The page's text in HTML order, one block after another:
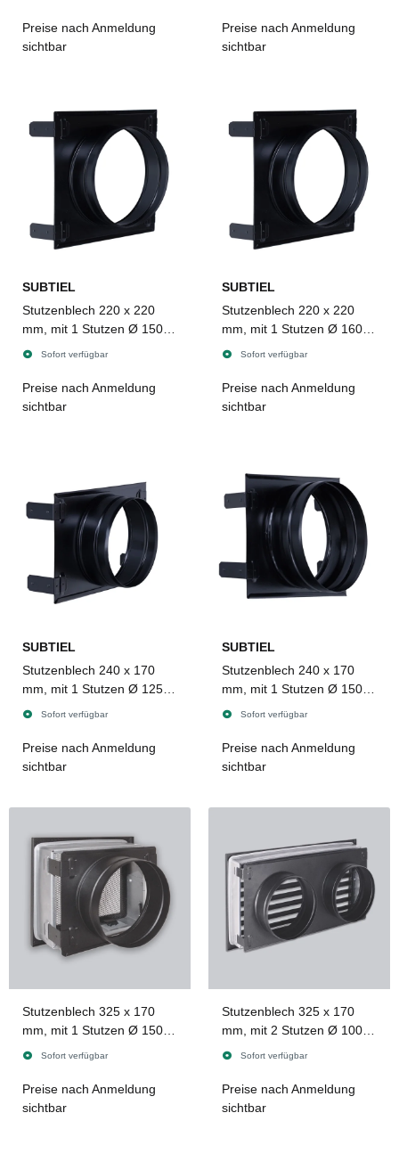
Preise nach Anmeldung
sichtbar
Preise nach Anmeldung
sichtbar
SUBTIEL
Stutzenblech 220 x 220
mm, mit 1 Stutzen Ø 150
mm, schwarz
Sofort verfügbar
Preise nach Anmeldung
sichtbar
SUBTIEL
Stutzenblech 220 x 220
mm, mit 1 Stutzen Ø 160
mm, schwarz
Sofort verfügbar
Preise nach Anmeldung
sichtbar
SUBTIEL
Stutzenblech 240 x 170
mm, mit 1 Stutzen Ø 125
mm, schwarz
Sofort verfügbar
Preise nach Anmeldung
sichtbar
SUBTIEL
Stutzenblech 240 x 170
mm, mit 1 Stutzen Ø 150
mm, schwarz
Sofort verfügbar
Preise nach Anmeldung
sichtbar
Stutzenblech 325 x 170
mm, mit 1 Stutzen Ø 150
mm, schwarz
Sofort verfügbar
Preise nach Anmeldung
sichtbar
Stutzenblech 325 x 170
mm, mit 2 Stutzen Ø 100
mm, schwarz
Sofort verfügbar
Preise nach Anmeldung
sichtbar